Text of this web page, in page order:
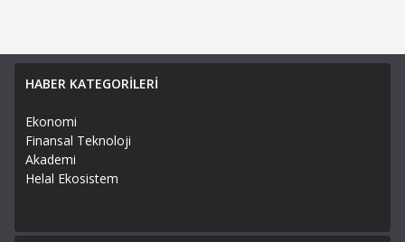
HABER KATEGORİLERİ
Ekonomi
Finansal Teknoloji
Akademi
Helal Ekosistem